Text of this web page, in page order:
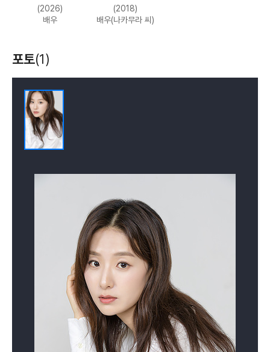
시즌2
(2026)
배우
(2018)
배우(나카무라 씨)
포토(1)